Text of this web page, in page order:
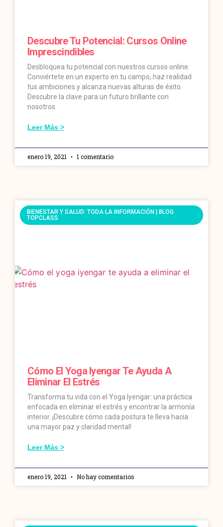
Descubre Tu Potencial: Cursos Online
Imprescindibles
Desbloquea tu potencial con nuestros cursos online.
Conviértete en un experto en tu campo, haz realidad
tus ambiciones y alcanza nuevas alturas de éxito.
Descubre la clave para un futuro brillante con
nosotros.
Leer Más >
enero 19, 2021 1 comentario
BIENESTAR Y SALUD: TODA LA INFORMACIÓN | BLOG
TOPCLASS
Cómo El Yoga Iyengar Te Ayuda A
Eliminar El Estrés
Transforma tu vida con el Yoga Iyengar: una práctica
enfocada en eliminar el estrés y encontrar la armonía
interior. ¡Descubre cómo cada postura te lleva hacia
una mayor paz y claridad mental!
Leer Más >
enero 19, 2021 No hay comentarios